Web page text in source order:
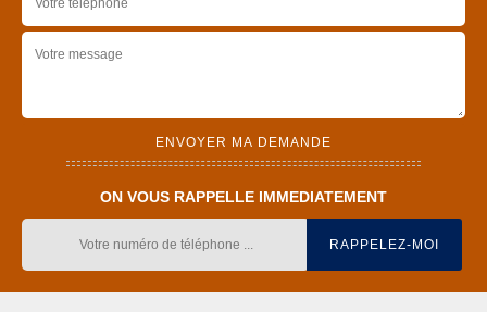
ON VOUS RAPPELLE IMMEDIATEMENT